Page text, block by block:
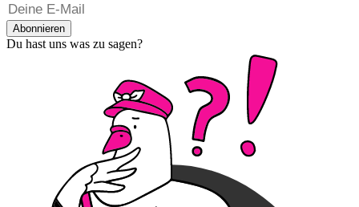
Abonnieren
Du hast uns was zu sagen?